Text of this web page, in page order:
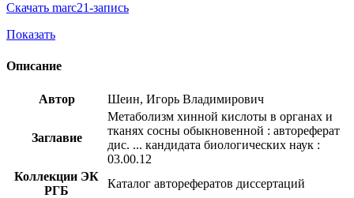
Скачать marc21-запись
Показать
Описание
Автор Шеин, Игорь Владимирович
Заглавие
Метаболизм хинной кислоты в органах и
тканях сосны обыкновенной : автореферат
дис. ... кандидата биологических наук :
03.00.12
Коллекции ЭК
РГБ
Каталог авторефератов диссертаций